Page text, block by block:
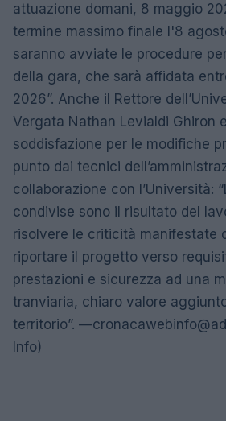
attuazione domani, 8 maggio
termine massimo finale l'8
saranno avviate le procedure
della gara, che sarà affidata
2026”. Anche il Rettore
Vergata Nathan Levialdi Ghiron
soddisfazione per le modifiche
punto dai tecnici
collaborazione con l’Università:
condivise sono il risultato del
risolvere le criticità manifestate
riportare il progetto verso
prestazioni e sicurezza ad una
tranviaria, chiaro valore aggiunto
territorio”. —
Info)